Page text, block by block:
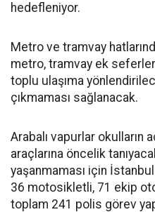
hedefleniyor.
Metro ve tramvay
metro, tramvay ek
toplu ulaşıma
çıkmaması sağlanacak.
Arabalı vapurlar okulların
araçlarına öncelik
yaşanmaması için
36 motosikletli, 71 ekip
toplam 241 polis görev